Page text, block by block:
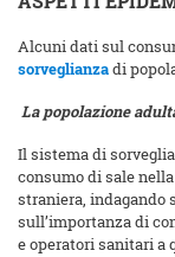
Alcuni dati sul
sorveglianzadi
La popolazione
Il sistema di
consumo di sale
straniera, indagando
sull’importanza di
e operatori sanitari a